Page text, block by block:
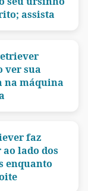
assista
ver sua
na máquina
faz
lado dos
enquanto